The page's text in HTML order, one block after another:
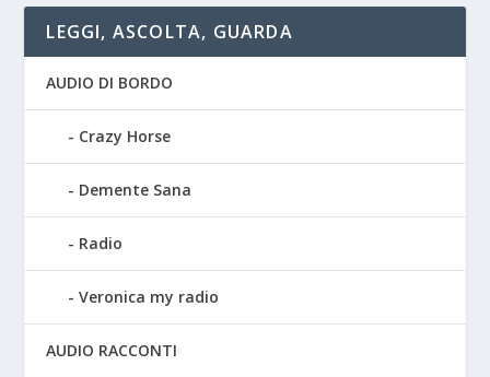
LEGGI, ASCOLTA, GUARDA
AUDIO DI BORDO
Crazy Horse
Demente Sana
Radio
Veronica my radio
AUDIO RACCONTI